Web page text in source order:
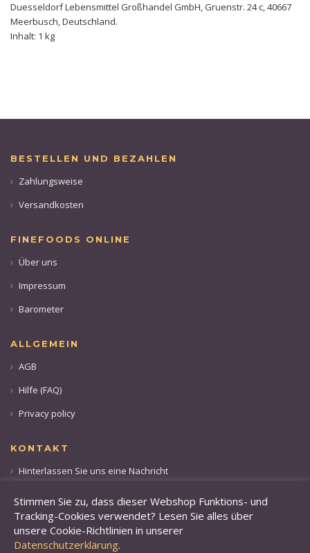
Duesseldorf Lebensmittel Großhandel GmbH, Gruenstr. 24 c, 40667
Meerbusch, Deutschland.
Inhalt: 1 kg
BESTELLEN UND BEZAHLEN
Zahlungsweise
Versandkosten
FINEFOODS ONLINE
Über uns
Impressum
Barometer
ALLGEMEIN
AGB
Hilfe (FAQ)
Privacy policy
KONTAKT
Hinterlassen Sie uns eine Nachricht
Stimmen Sie zu, dass dieser Webshop Funktions- und
Tracking-Cookies verwendet? Lesen Sie alles über
unsere Cookie-Richtlinien in unserer
Datenschutzerklärung.